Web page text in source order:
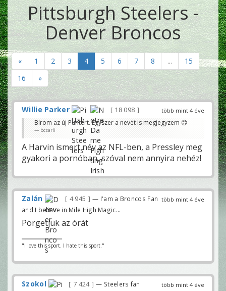
Pittsburgh Steelers -
Denver Broncos
« 1 2 3 4 5 6 7 8 ...
15
16
»
több mint 4 éve
Willie Parker
18 098
Bírom az új Puntert. Egyszer a nevét is megjegyzem 😊
bcsarli
A Harvin ismert név az NFL-ben, a Pressley meg
gyakori a pornóban, szóval nem annyira nehéz!
több mint 4 éve
Zalán 4 945
— I'am a Broncos Fan
and I believe in Mile High Magic...
Pörgetjük az órát
"I love this sport. I hate this sport."
több mint 4 éve
Szokol 7 424 — Steelers fan